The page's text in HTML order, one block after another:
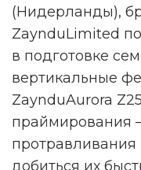
(Нидерланды),
ZaynduLimited
в подготовке
вертикальные
ZaynduAurora
праймирования
добиться их